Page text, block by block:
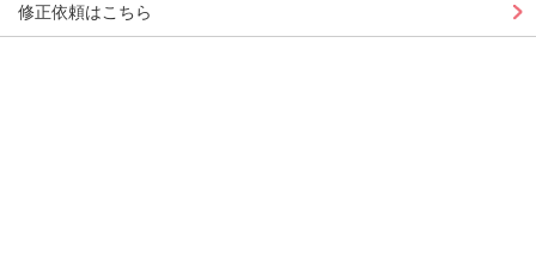
修正依頼はこちら